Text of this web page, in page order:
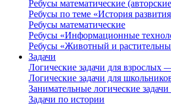
Ребусы математические
Ребусы по теме «История
Ребусы математические
Ребусы «Информационные
Ребусы «Животный и
Задачи
Логические задачи для
Логические задачи для
Занимательные логические задачи
Задачи по истории